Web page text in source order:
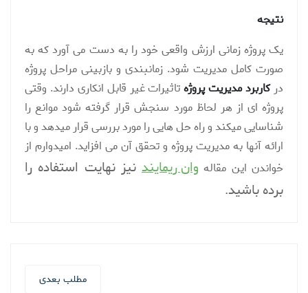
نتیجه
یک پروژه زمانی ارزش واقعی خود را به دست می آورد که به
صورت کامل مدیریت شود. زمانبندی و بازبینی مراحل پروژه
درکاربرد مدیریت پروژهتاثیرات غیر قابل انکاری دارند. وقتی
پروژه ای از هر لحاظ مورد سنجش قرار گرفته شود موانع را
شناسایی میکند و راه حل هایی را مورد بررسی قرار میدهد و با
ارائه آنها به مدیریت پروژه و تحقق آن می افزاید. امیدوارم از
خواندن این مقاله وان ریمایندنیز نهایت استفاده را
برده باشید.
مطلب بعدی